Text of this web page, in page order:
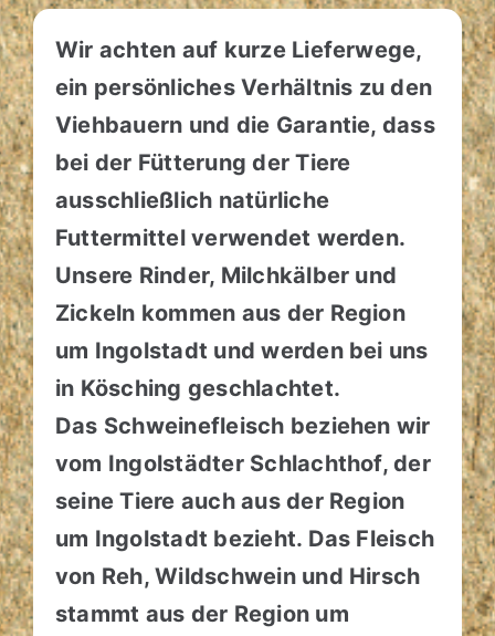
Umweltschutz
Geschäfte
Partyservice
Kinderküche
Viehherkunft/Wildspezialitäten
Jobs
Anfrage
Wir achten auf kurze Lieferwege,
ein persönliches Verhältnis zu den
Viehbauern und die Garantie, dass
bei der Fütterung der Tiere
ausschließlich natürliche
Futtermittel verwendet werden.
Unsere Rinder, Milchkälber und
Zickeln kommen aus der Region
um Ingolstadt und werden bei uns
in Kösching geschlachtet.
Das Schweinefleisch beziehen wir
vom Ingolstädter Schlachthof, der
seine Tiere auch aus der Region
um Ingolstadt bezieht. Das Fleisch
von Reh, Wildschwein und Hirsch
stammt aus der Region um